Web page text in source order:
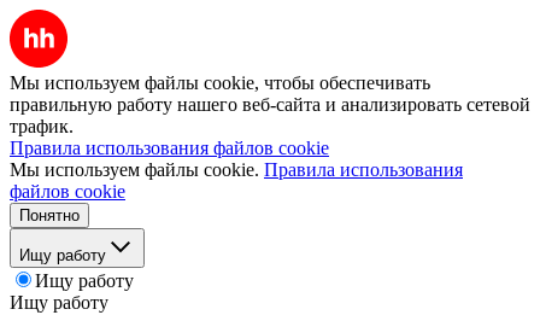
Мы используем файлы cookie, чтобы обеспечивать
правильную работу нашего веб-сайта и анализировать сетевой
трафик.
Правила использования файлов cookie
Мы используем файлы cookie. Правила использования
файлов cookie
Понятно
Ищу работу
Ищу работу
Ищу работу